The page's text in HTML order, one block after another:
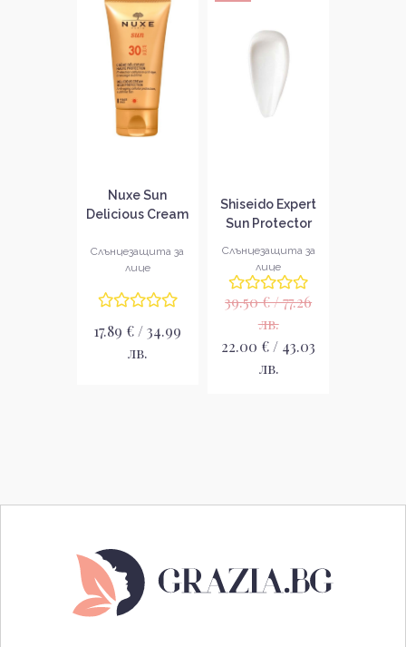
Nuxe Sun
Delicious Cream
SPF30
Слънцезащитен
крем за лице
Слънцезащита за
лице
17.89 € / 34.99
лв.
Shiseido Expert
Sun Protector
крем за лице
Слънцезащита за
лице
39.50 € / 77.26
лв.
22.00 € / 43.03
лв.